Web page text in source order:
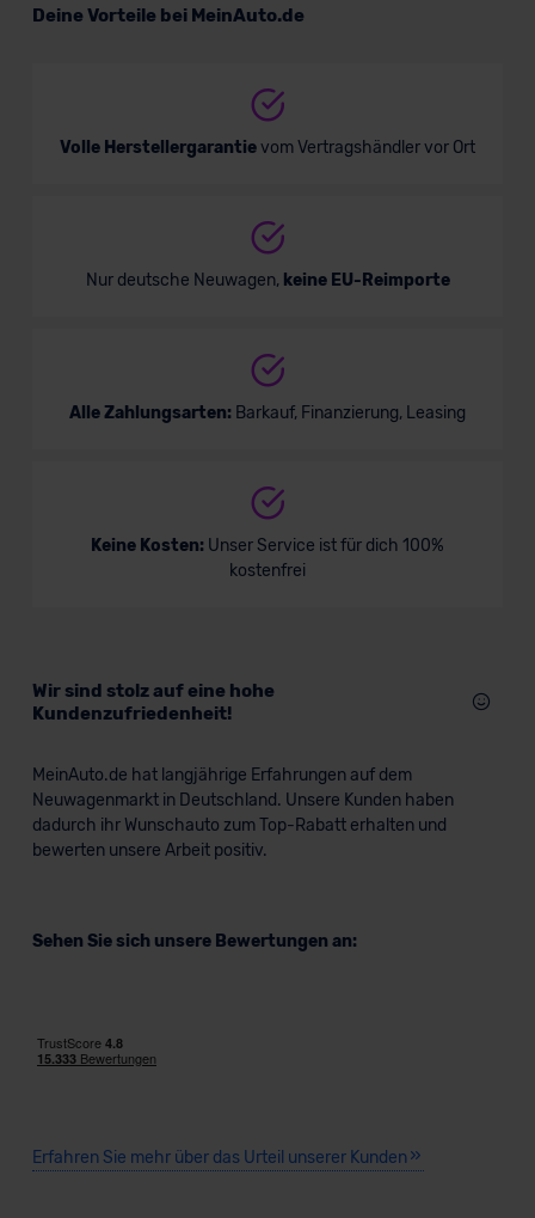
Deine Vorteile bei MeinAuto.de
Volle Herstellergarantievom Vertragshändler vor Ort
Nur deutsche Neuwagen, keine EU-Reimporte
Alle Zahlungsarten: Barkauf, Finanzierung, Leasing
Keine Kosten: Unser Service ist für dich 100%
kostenfrei
Wir sind stolz auf eine hohe
Kundenzufriedenheit!
MeinAuto.de hat langjährige Erfahrungen auf dem
Neuwagenmarkt in Deutschland. Unsere Kunden haben
dadurch ihr Wunschauto zum Top-Rabatt erhalten und
bewerten unsere Arbeit positiv.
Sehen Sie sich unsere Bewertungen an:
Erfahren Sie mehr über das Urteil unserer Kunden